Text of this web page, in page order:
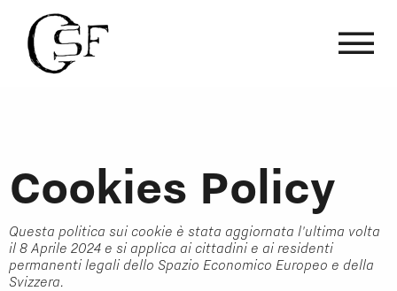
Cookies Policy
Questa politica sui cookie è stata aggiornata l'ultima volta
il 8 Aprile 2024 e si applica ai cittadini e ai residenti
permanenti legali dello Spazio Economico Europeo e della
Svizzera.